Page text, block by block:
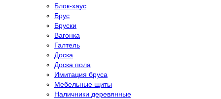
Блок-хаус
Брус
Бруски
Вагонка
Галтель
Доска
Доска пола
Имитация бруса
Мебельные щиты
Наличники деревянные